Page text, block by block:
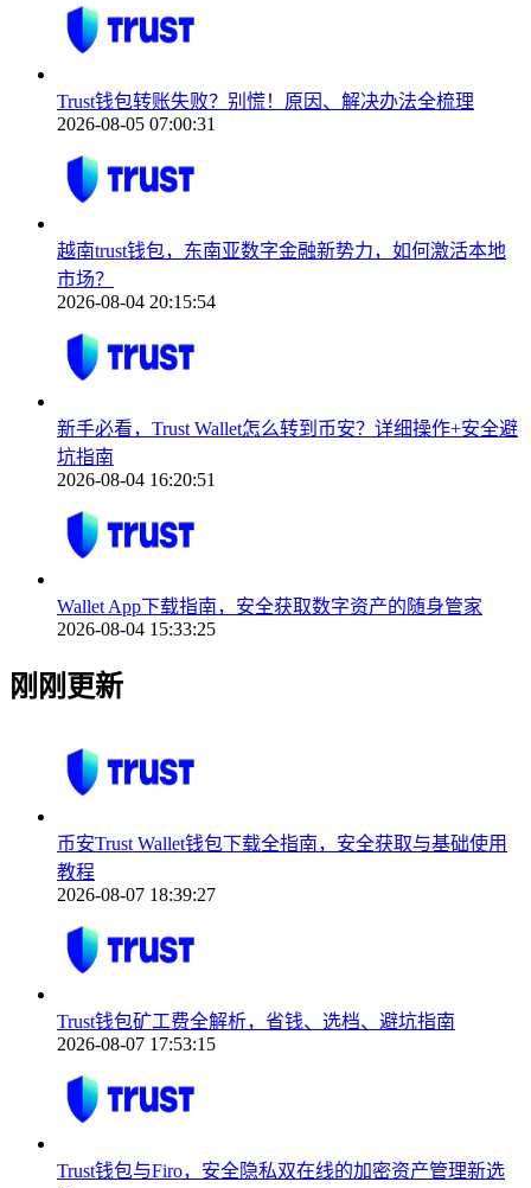
Trust钱包转账失败？别慌！原因、解决办法全梳理
2026-08-05 07:00:31
越南trust钱包，东南亚数字金融新势力，如何激活本地
市场？
2026-08-04 20:15:54
新手必看，Trust Wallet怎么转到币安？详细操作+安全避
坑指南
2026-08-04 16:20:51
Wallet App下载指南，安全获取数字资产的随身管家
2026-08-04 15:33:25
刚刚更新
币安Trust Wallet钱包下载全指南，安全获取与基础使用
教程
2026-08-07 18:39:27
Trust钱包矿工费全解析，省钱、选档、避坑指南
2026-08-07 17:53:15
Trust钱包与Firo，安全隐私双在线的加密资产管理新选